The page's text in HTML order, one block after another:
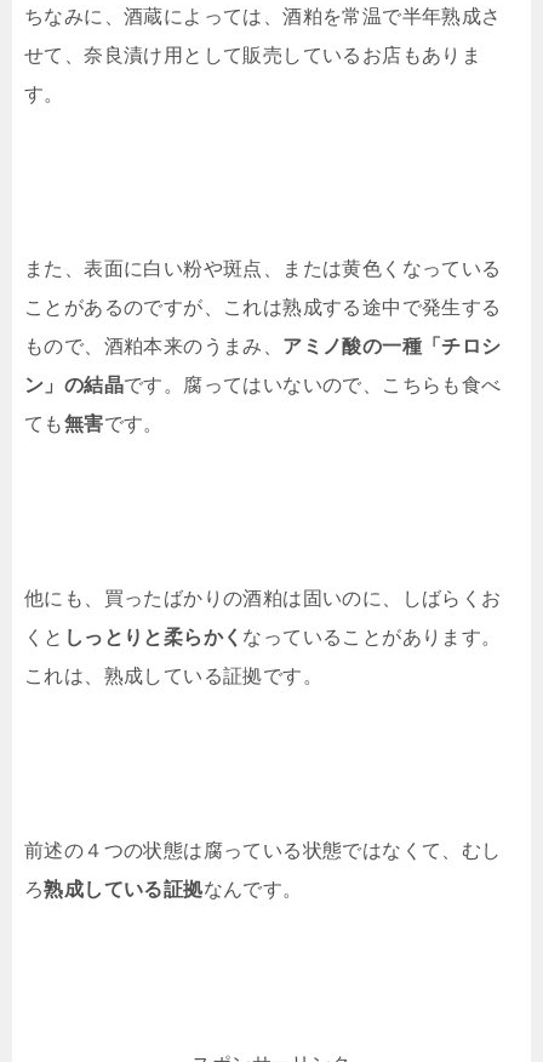
ちなみに、酒蔵によっては、酒粕を常温で半年熟成さ
せて、奈良漬け用として販売しているお店もありま
す。
また、表面に白い粉や斑点、または黄色くなっている
ことがあるのですが、これは熟成する途中で発生する
もので、酒粕本来のうまみ、 アミノ酸の一種「チロシ
ン」の結晶です。腐ってはいないので、こちらも食べ
ても無害です。
他にも、買ったばかりの酒粕は固いのに、しばらくお
くと しっとりと柔らかく なっていることがあります。
これは、熟成している証拠です。
前述の４つの状態は腐っている状態ではなくて、むし
ろ熟成している証拠なんです。